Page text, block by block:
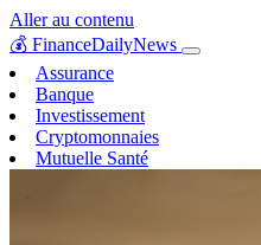
Aller au contenu
💰 FinanceDailyNews
Assurance
Banque
Investissement
Cryptomonnaies
Mutuelle Santé